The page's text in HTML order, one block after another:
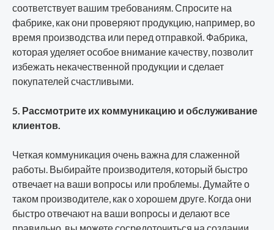
соответствует вашим требованиям. Спросите на
фабрике, как они проверяют продукцию, например, во
время производства или перед отправкой. Фабрика,
которая уделяет особое внимание качеству, позволит
избежать некачественной продукции и сделает
покупателей счастливыми.
5. Рассмотрите их коммуникацию и обслуживание
клиентов.
Четкая коммуникация очень важна для слаженной
работы. Выбирайте производителя, который быстро
отвечает на ваши вопросы или проблемы. Думайте о
таком производителе, как о хорошем друге. Когда они
быстро отвечают на ваши вопросы и делают все